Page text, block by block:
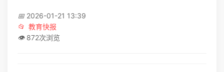
📅 2026-01-21 13:39
📂 教育快报
👁️ 872次浏览